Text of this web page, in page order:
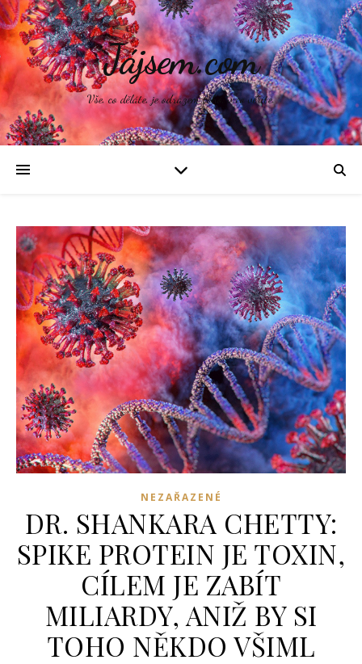
Jájsem.com
Vše, co děláte, je odrazem toho, v co věříte.
NEZAŘAZENÉ
DR. SHANKARA CHETTY:
SPIKE PROTEIN JE TOXIN,
CÍLEM JE ZABÍT
MILIARDY, ANIŽ BY SI
TOHO NĚKDO VŠIML